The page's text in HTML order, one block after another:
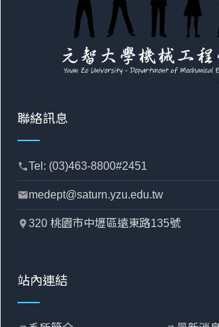
聯絡訊息
phoneTel: (03)463-8800#2451
mailmedept@saturn.yzu.edu.tw
location_pin320 桃園市中壢區遠東路135號
站內連結